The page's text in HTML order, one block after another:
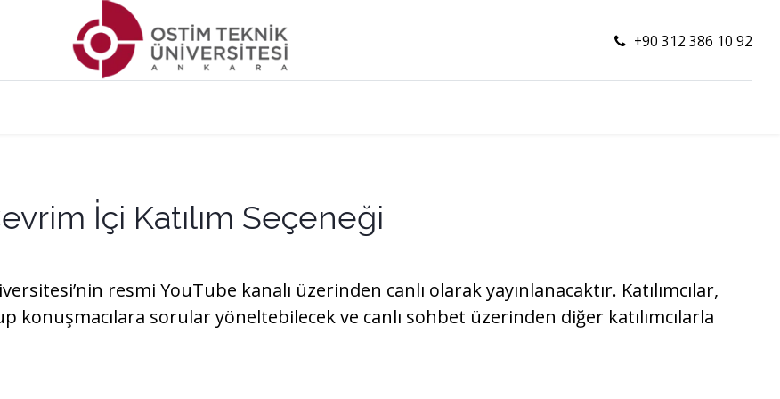
+90 312 386 10 92
İçi Katılım Seçeneği
resmi YouTube kanalı üzerinden canlı olarak yayınlanacaktır. Katılımcılar,
sorular yöneltebilecek ve canlı sohbet üzerinden diğer katılımcılarla